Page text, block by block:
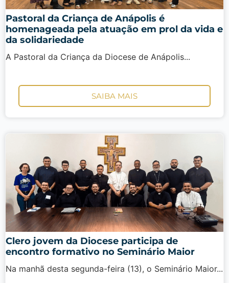
Pastoral da Criança de Anápolis é
homenageada pela atuação em prol da vida e
da solidariedade
A Pastoral da Criança da Diocese de Anápolis...
SAIBA MAIS
Clero jovem da Diocese participa de
encontro formativo no Seminário Maior
Na manhã desta segunda-feira (13), o Seminário Maior...